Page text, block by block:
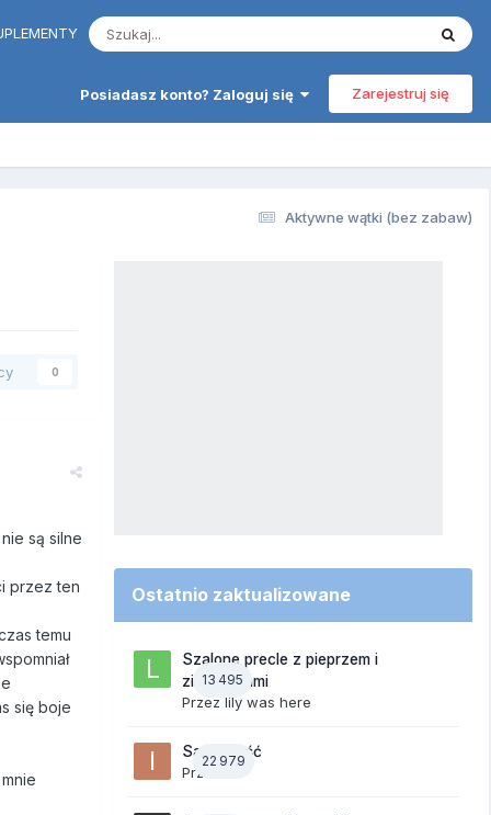
Posiadasz konto? Zaloguj się Zarejestruj się
Aktywne wątki (bez zabaw)
0
są silne
przez ten
temu
się boje
Ostatnio zaktualizowane
13 495
Szalone precle z pieprzem i
ziemniakami
Przez lily was here
22 979
Samotność
Przez